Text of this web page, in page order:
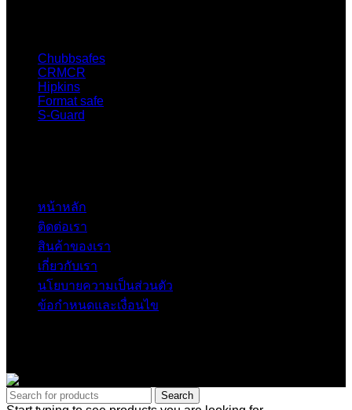
Chubbsafes
CRMCR
Hipkins
Format safe
S-Guard
หน้าหลัก
ติดต่อเรา
สินค้าของเรา
เกี่ยวกับเรา
นโยบายความเป็นส่วนตัว
ข้อกำหนดและเงื่อนไข
Search